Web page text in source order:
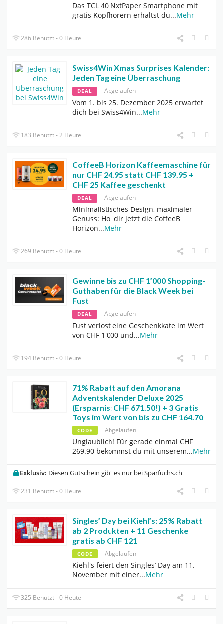
Das TCL 40 NxtPaper Smartphone mit
gratis Kopfhörern erhältst du...Mehr
286 Benutzt - 0 Heute
Swiss4Win Xmas Surprises Kalender:
Jeden Tag eine Überraschung
DEAL Abgelaufen
Vom 1. bis 25. Dezember 2025 erwartet
dich bei Swiss4Win...Mehr
183 Benutzt - 2 Heute
CoffeeB Horizon Kaffeemaschine für
nur CHF 24.95 statt CHF 139.95 +
CHF 25 Kaffee geschenkt
DEAL Abgelaufen
Minimalistisches Design, maximaler
Genuss: Hol dir jetzt die CoffeeB
Horizon...Mehr
269 Benutzt - 0 Heute
Gewinne bis zu CHF 1’000 Shopping-
Guthaben für die Black Week bei
Fust
DEAL Abgelaufen
Fust verlost eine Geschenkkate im Wert
von CHF 1'000 und...Mehr
194 Benutzt - 0 Heute
71% Rabatt auf den Amorana
Adventskalender Deluxe 2025
(Ersparnis: CHF 671.50!) + 3 Gratis
Toys im Wert von bis zu CHF 164.70
CODE Abgelaufen
Unglaublich! Für gerade einmal CHF
269.90 bekommst du mit unserem...Mehr
Exklusiv: Diesen Gutschein gibt es nur bei Sparfuchs.ch
231 Benutzt - 0 Heute
Singles’ Day bei Kiehl’s: 25% Rabatt
ab 2 Produkten + 11 Geschenke
gratis ab CHF 121
CODE Abgelaufen
Kiehl's feiert den Singles’ Day am 11.
November mit einer...Mehr
325 Benutzt - 0 Heute